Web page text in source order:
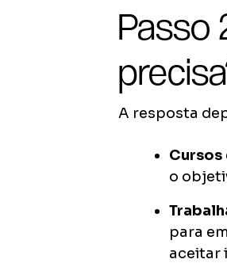
Passo
A resposta
Cursos
o
para
aceitar